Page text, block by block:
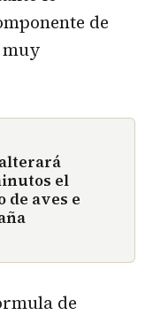
de
muy
el
de aves e
de